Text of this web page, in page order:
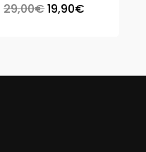
29,00€19,90€